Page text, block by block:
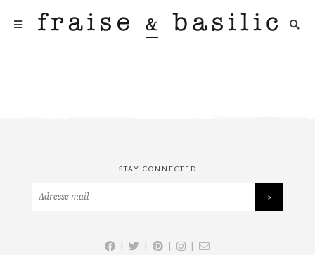
STAY CONNECTED
| | | |